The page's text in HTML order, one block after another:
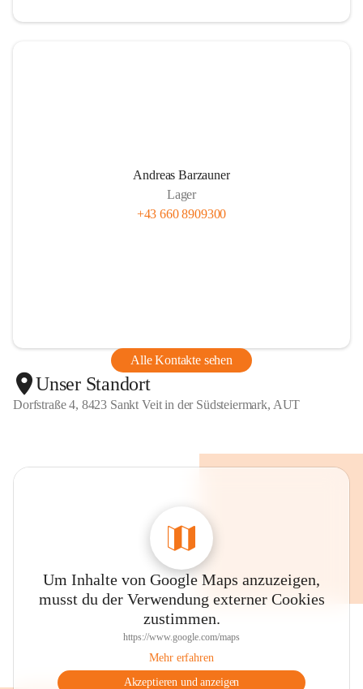
Andreas Barzauner
Lager
+43 660 8909300
Alle Kontakte sehen
Unser Standort
Dorfstraße 4, 8423 Sankt Veit in der Südsteiermark, AUT
Um Inhalte von Google Maps anzuzeigen,
musst du der Verwendung externer Cookies
zustimmen.
https://www.google.com/maps
Mehr erfahren
Akzeptieren und anzeigen